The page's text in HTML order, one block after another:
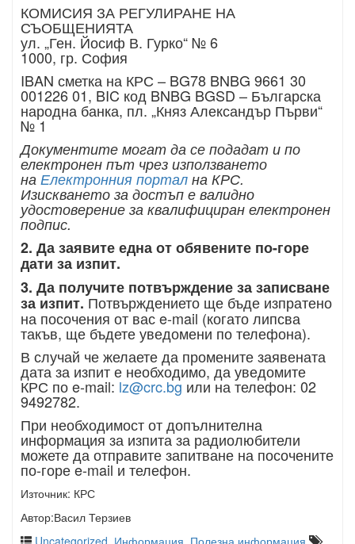
КОМИСИЯ ЗА РЕГУЛИРАНЕ НА
СЪОБЩЕНИЯТА
ул. „Ген. Йосиф В. Гурко“ № 6
1000, гр. София
IBAN сметка на КРС – BG78 BNBG 9661 30
001226 01, BIC код BNBG BGSD – Българска
народна банка, пл. „Княз Александър Първи“
№ 1
Документите могат да се подадат и по
електронен път чрез използването
на Електронния портал на КРС.
Изискването за достъп е валидно
удостоверение за квалифициран електронен
подпис.
2. Да заявите една от обявените по-горе
дати за изпит.
3. Да получите потвърждение за записване
за изпит.Потвърждението ще бъде изпратено
на посочения от вас e-mail (когато липсва
такъв, ще бъдете уведомени по телефона).
В случай че желаете да промените заявената
дата за изпит е необходимо, да уведомите
КРС по e-mail: lz@crc.bg или на телефон: 02
9492782.
При необходимост от допълнителна
информация за изпита за радиолюбители
можете да отправите запитване на посочените
по-горе e-mail и телефон.
Източник: КРС
Автор:Васил Терзиев
Uncategorized Информация Полезна информация